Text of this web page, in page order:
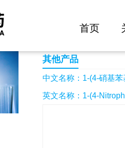
首页
1-(4-硝基苯基)-4-羟基哌啶
其他产品
中文名称：1-(4-硝基
英文名称：1-(4-